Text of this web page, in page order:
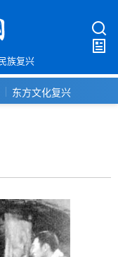
族复兴
东方文化复兴